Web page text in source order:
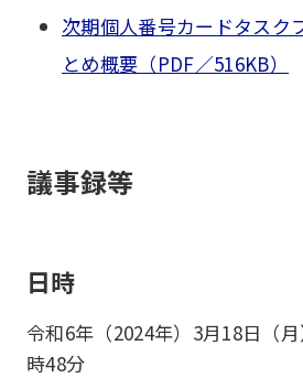
次期個人番号カードタスク
とめ概要（PDF／516KB）
議事録等
日時
令和6年（2024年）3月18日（
時48分